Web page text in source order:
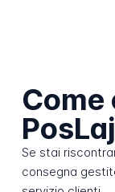
Se stai
consegna